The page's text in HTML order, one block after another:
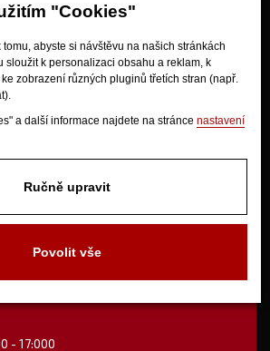
"Cookies"
abyste si návštěvu na našich stránkách
sloužit k personalizaci obsahu a reklam, k
zobrazení různých pluginů třetích stran (např.
a další informace najdete na stránce nastavení
Ručně upravit
Povolit vše
- 17:000